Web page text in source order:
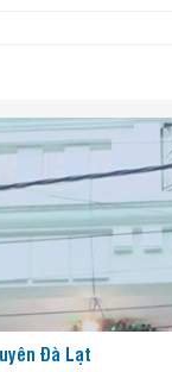
Đà Lạt